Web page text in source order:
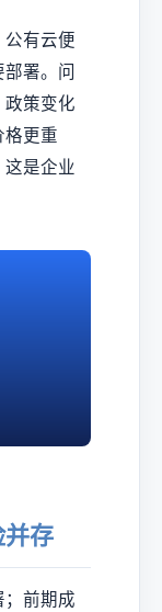
有云便
署。问
策变化
格更重
是企业
存
前期成